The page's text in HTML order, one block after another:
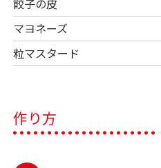
餃子の皮
マヨネーズ
粒マスタード
作り方